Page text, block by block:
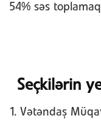
54% səs
Seçkilərin
1. Vətəndaş